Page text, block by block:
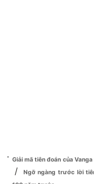
Giải mã tiên đoán của
/
Ngỡ ngàng trước lời